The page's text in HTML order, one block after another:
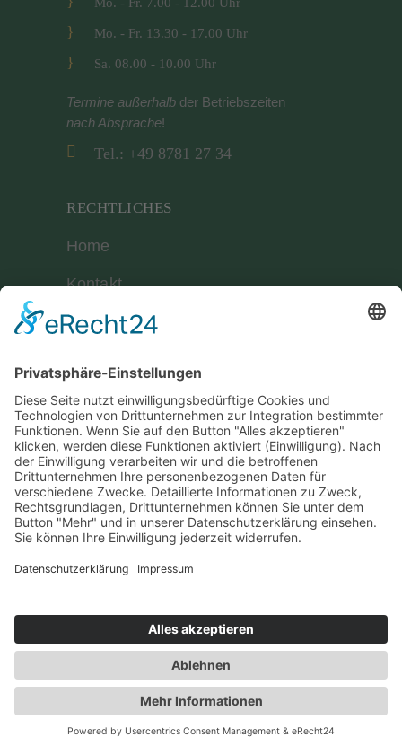
Mo. - Fr. 7.00 - 12.00 Uhr
Mo. - Fr. 13.30 - 17.00 Uhr
Sa. 08.00 - 10.00 Uhr
Termine außerhalb der Betriebszeiten
nach Absprache!
Tel.: +49 8781 27 34
RECHTLICHES
Home
Kontakt
Geschäftsbedingungen
Datenschutzerklärung
Cookie-Einstellungen
ELER-PROGRAMM
Zuchthof Wadenspanner
brain-thing.com
FOLGE UNS AUF